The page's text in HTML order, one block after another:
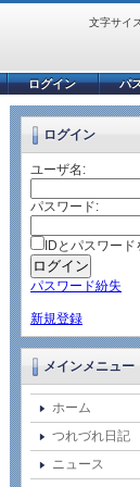
文字サイ
パ
ログイン
ログイン
ユーザ名:
パスワード:
IDとパスワー
パスワード紛失
新規登録
メインメニュー
ホーム
つれづれ日記
ニュース